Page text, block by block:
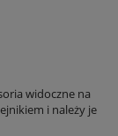
widoczne na
i należy je